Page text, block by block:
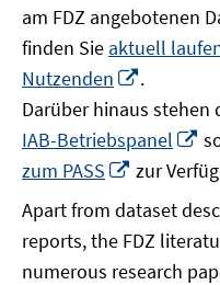
am FDZ angebotenen
finden Sie aktuell
Nutzenden
neuem
Fenster
öffnen
.
Darüber hinaus stehen
IAB-Betriebspanel
In
zum PASS
In
Fenster
öffnen
zur
Apart from dataset
reports, the FDZ
numerous research